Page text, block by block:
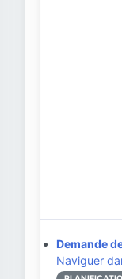
Demande
Naviguer